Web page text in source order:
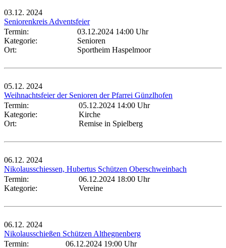
03.12. 2024
Seniorenkreis Adventsfeier
Termin:
03.12.2024 14:00 Uhr
Kategorie:
Senioren
Ort:
Sportheim Haspelmoor
05.12. 2024
Weihnachtsfeier der Senioren der Pfarrei Günzlhofen
Termin:
05.12.2024 14:00 Uhr
Kategorie:
Kirche
Ort:
Remise in Spielberg
06.12. 2024
Nikolausschiessen, Hubertus Schützen Oberschweinbach
Termin:
06.12.2024 18:00 Uhr
Kategorie:
Vereine
06.12. 2024
Nikolausschießen Schützen Althegnenberg
Termin:
06.12.2024 19:00 Uhr